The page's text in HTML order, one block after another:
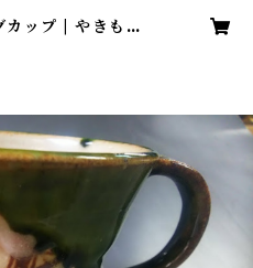
カップ | やきもの